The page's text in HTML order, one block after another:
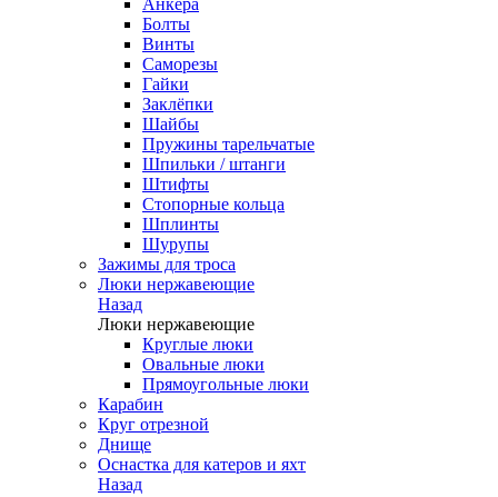
Анкера
Болты
Винты
Саморезы
Гайки
Заклёпки
Шайбы
Пружины тарельчатые
Шпильки / штанги
Штифты
Стопорные кольца
Шплинты
Шурупы
Зажимы для троса
Люки нержавеющие
Назад
Люки нержавеющие
Круглые люки
Овальные люки
Прямоугольные люки
Карабин
Круг отрезной
Днище
Оснастка для катеров и яхт
Назад